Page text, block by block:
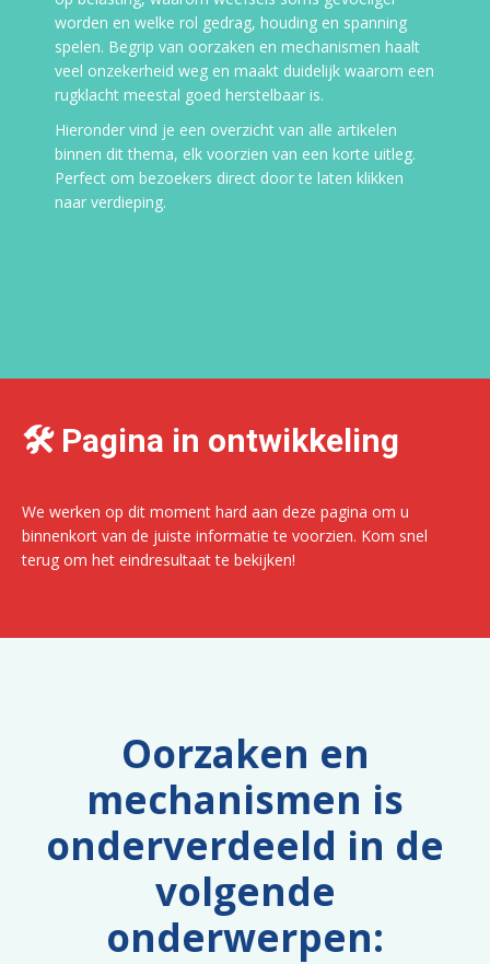
worden en welke rol gedrag, houding en spanning
spelen. Begrip van oorzaken en mechanismen haalt
veel onzekerheid weg en maakt duidelijk waarom een
rugklacht meestal goed herstelbaar is.
Hieronder vind je een overzicht van alle artikelen
binnen dit thema, elk voorzien van een korte uitleg.
Perfect om bezoekers direct door te laten klikken
naar verdieping.
🛠️ Pagina in ontwikkeling
We werken op dit moment hard aan deze pagina om u
binnenkort van de juiste informatie te voorzien. Kom snel
terug om het eindresultaat te bekijken!
Oorzaken en
mechanismen is
onderverdeeld in de
volgende
onderwerpen: